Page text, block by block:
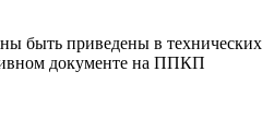
быть приведены в технических
документе на ППКП